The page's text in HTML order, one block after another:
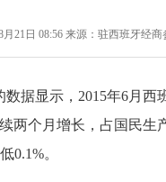
月21日 08:56来源： 驻西班牙经商
显示，2015年6月西
两个月增长，占国民生
0.1%。